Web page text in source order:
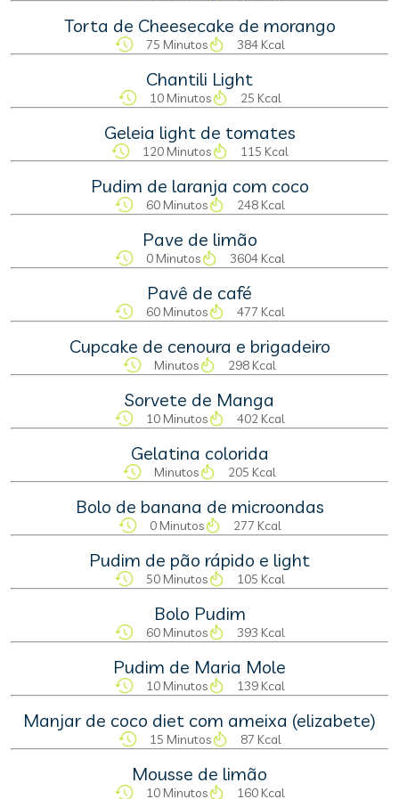
Torta de Cheesecake de morango
75 Minutos 384 Kcal
Chantili Light
10 Minutos 25 Kcal
Geleia light de tomates
120 Minutos 115 Kcal
Pudim de laranja com coco
60 Minutos 248 Kcal
Pave de limão
0 Minutos 3604 Kcal
Pavê de café
60 Minutos 477 Kcal
Cupcake de cenoura e brigadeiro
Minutos 298 Kcal
Sorvete de Manga
10 Minutos 402 Kcal
Gelatina colorida
Minutos 205 Kcal
Bolo de banana de microondas
0 Minutos 277 Kcal
Pudim de pão rápido e light
50 Minutos 105 Kcal
Bolo Pudim
60 Minutos 393 Kcal
Pudim de Maria Mole
10 Minutos 139 Kcal
Manjar de coco diet com ameixa (elizabete)
15 Minutos 87 Kcal
Mousse de limão
10 Minutos 160 Kcal